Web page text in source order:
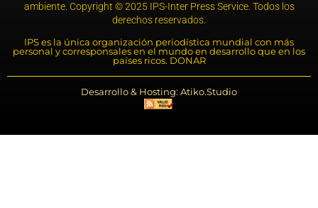
ambiente. Copyright © 2025 IPS-Inter Press Service. Todos los
derechos reservados.
IPS es la única organización periodística mundial con más
personal y corresponsales en el mundo en desarrollo que en los
países ricos. DONAR
Desarrollo & Hosting: Atiko.Studio